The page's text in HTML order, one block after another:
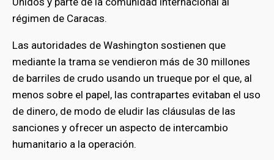
régimen de Caracas.
Las autoridades de Washington sostienen que
mediante la trama se vendieron más de 30 millones
de barriles de crudo usando un trueque por el que, al
menos sobre el papel, las contrapartes evitaban el uso
de dinero, de modo de eludir las cláusulas de las
sanciones y ofrecer un aspecto de intercambio
humanitario a la operación.